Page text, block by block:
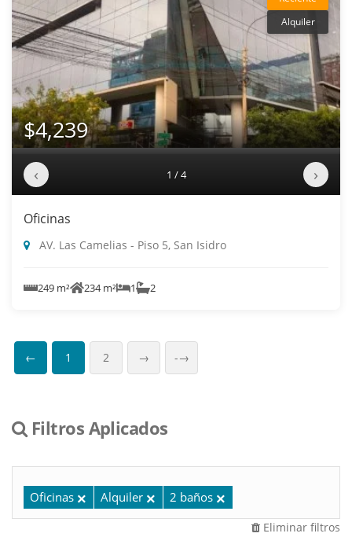
Alquiler
$4,239
‹ 1 / 4 ›
Oficinas
AV. Las Camelias - Piso 5, San Isidro
249 m² 234 m² 1 2
← 1 2 → -→
Filtros Aplicados
Oficinas Alquiler 2 baños
Eliminar filtros